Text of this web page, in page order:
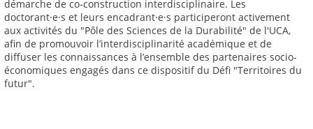
démarche de co-construction interdisciplinaire. Les
doctorant·e·s et leurs encadrant·e·s participeront activement
aux activités du "Pôle des Sciences de la Durabilité" de l'UCA,
afin de promouvoir l’interdisciplinarité académique et de
diffuser les connaissances à l’ensemble des partenaires socio-
économiques engagés dans ce dispositif du Défi "Territoires du
futur".